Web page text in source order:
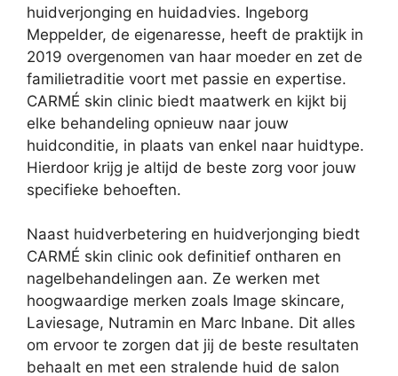
huidverjonging en huidadvies. Ingeborg
Meppelder, de eigenaresse, heeft de praktijk in
2019 overgenomen van haar moeder en zet de
familietraditie voort met passie en expertise.
CARMÉ skin clinic biedt maatwerk en kijkt bij
elke behandeling opnieuw naar jouw
huidconditie, in plaats van enkel naar huidtype.
Hierdoor krijg je altijd de beste zorg voor jouw
specifieke behoeften.
Naast huidverbetering en huidverjonging biedt
CARMÉ skin clinic ook definitief ontharen en
nagelbehandelingen aan. Ze werken met
hoogwaardige merken zoals Image skincare,
Laviesage, Nutramin en Marc Inbane. Dit alles
om ervoor te zorgen dat jij de beste resultaten
behaalt en met een stralende huid de salon